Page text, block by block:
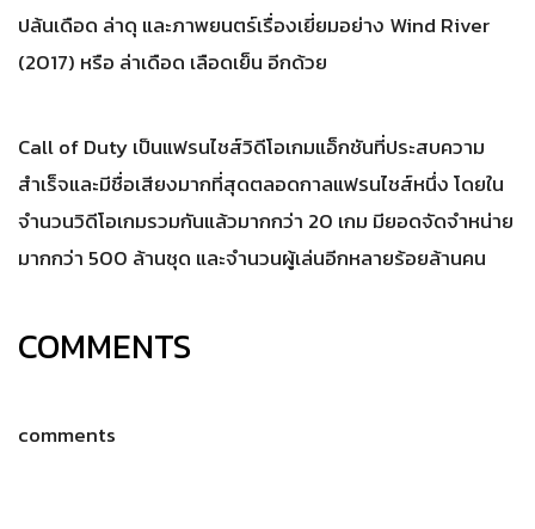
ปล้นเดือด ล่าดุ และภาพยนตร์เรื่องเยี่ยมอย่าง Wind River
(2017) หรือ ล่าเดือด เลือดเย็น อีกด้วย
Call of Duty เป็นแฟรนไชส์วิดีโอเกมแอ็กชันที่ประสบความ
สำเร็จและมีชื่อเสียงมากที่สุดตลอดกาลแฟรนไชส์หนึ่ง โดยใน
จำนวนวิดีโอเกมรวมกันแล้วมากกว่า 20 เกม มียอดจัดจำหน่าย
มากกว่า 500 ล้านชุด และจำนวนผู้เล่นอีกหลายร้อยล้านคน
COMMENTS
comments